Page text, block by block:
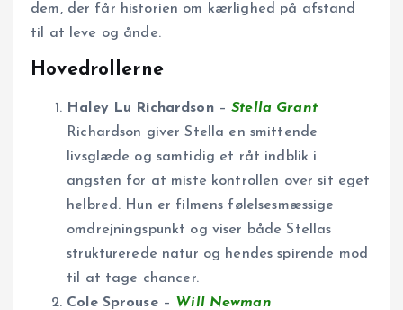
dem, der får historien om kærlighed på afstand
til at leve og ånde.
Hovedrollerne
Haley Lu Richardson–Stella Grant
Richardson giver Stella en smittende
livsglæde og samtidig et råt indblik i
angsten for at miste kontrollen over sit eget
helbred. Hun er filmens følelsesmæssige
omdrejningspunkt og viser både Stellas
strukturerede natur og hendes spirende mod
til at tage chancer.
Cole Sprouse– Will Newman